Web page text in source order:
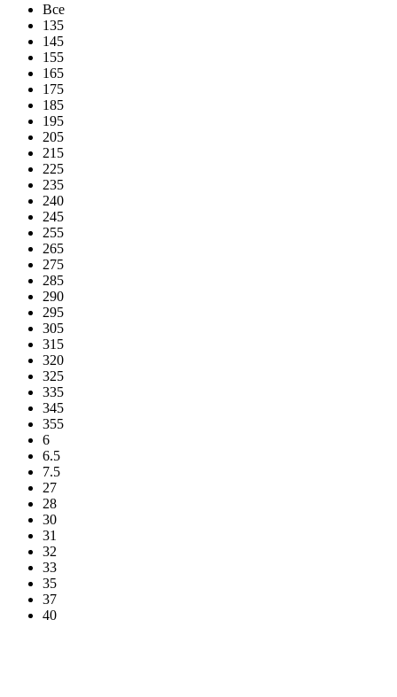
Все
135
145
155
165
175
185
195
205
215
225
235
240
245
255
265
275
285
290
295
305
315
320
325
335
345
355
6
6.5
7.5
27
28
30
31
32
33
35
37
40